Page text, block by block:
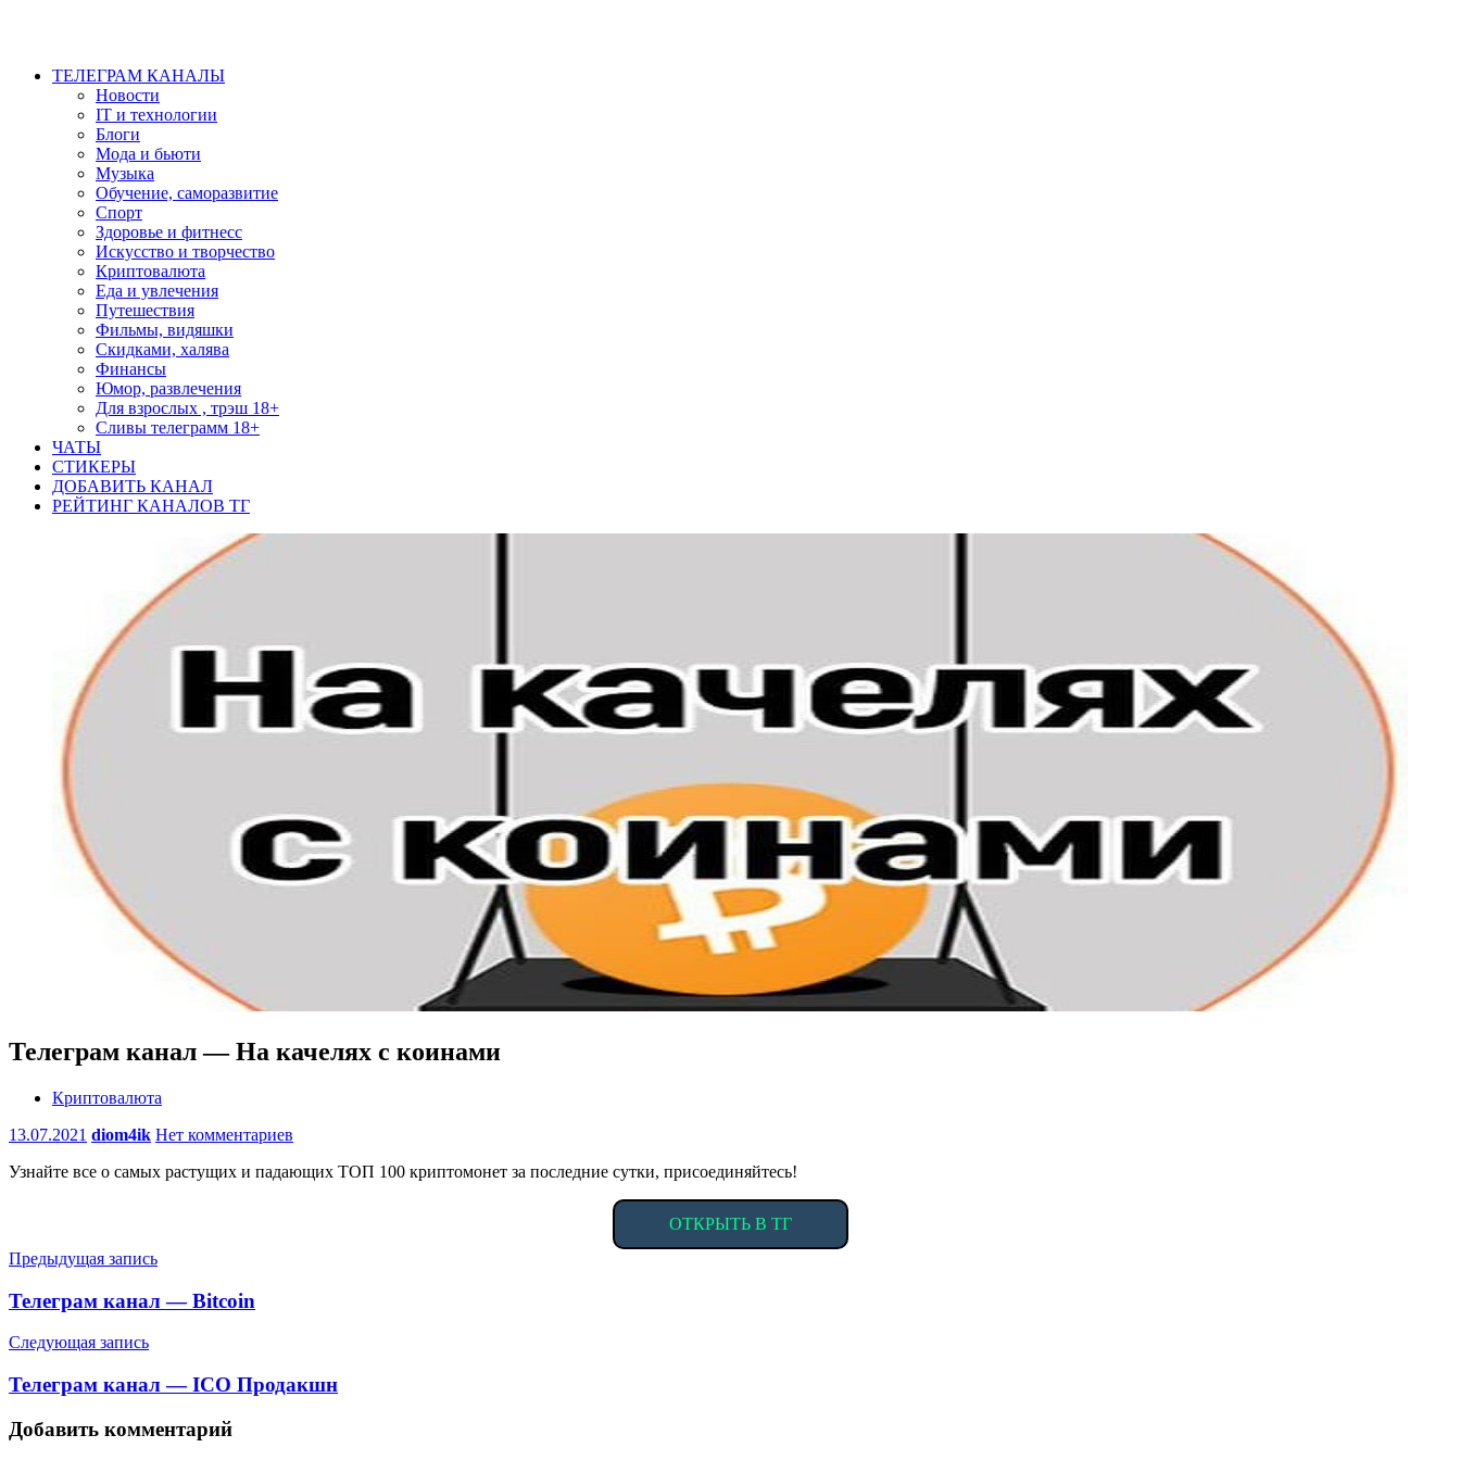
ТЕЛЕГРАМ КАНАЛЫ
Новости
IT и технологии
Блоги
Мода и бьюти
Музыка
Обучение, саморазвитие
Спорт
Здоровье и фитнесс
Искусство и творчество
Криптовалюта
Еда и увлечения
Путешествия
Фильмы, видяшки
Скидками, халява
Финансы
Юмор, развлечения
Для взрослых , трэш 18+
Сливы телеграмм 18+
ЧАТЫ
СТИКЕРЫ
ДОБАВИТЬ КАНАЛ
РЕЙТИНГ КАНАЛОВ ТГ
Телеграм канал — На качелях с коинами
Криптовалюта
13.07.2021 diom4ik Нет комментариев
Узнайте все о самых растущих и падающих ТОП 100 криптомонет за последние сутки, присоединяйтесь!
ОТКРЫТЬ В ТГ
Навигация
по
записям
Предыдущая запись
Телеграм канал — Bitcoin
Следующая запись
Телеграм канал — ICO Продакшн
Добавить комментарий